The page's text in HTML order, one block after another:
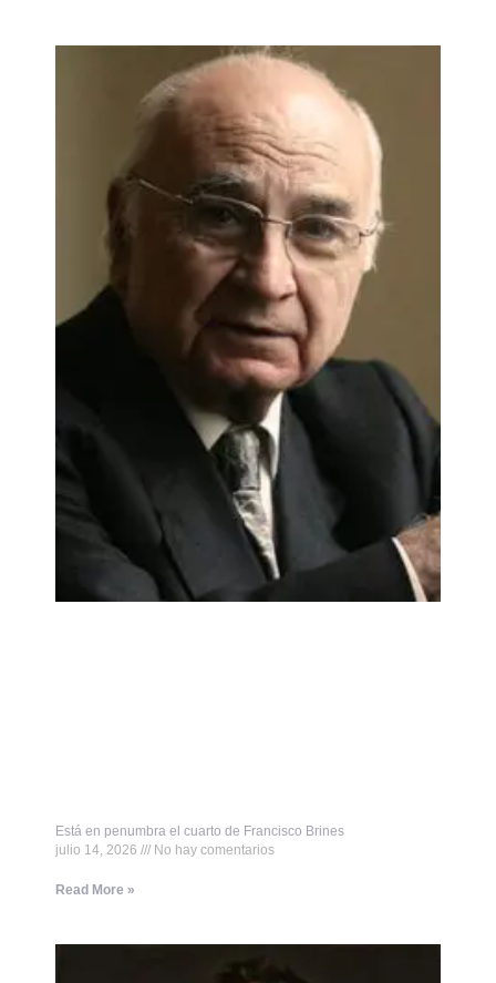
Está en penumbra el cuarto de Francisco Brines
julio 14, 2026
No hay comentarios
Read More »